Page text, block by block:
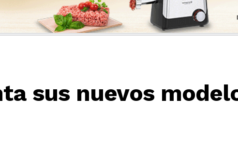
sus nuevos